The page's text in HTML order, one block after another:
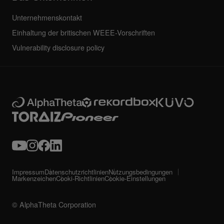
Unternehmenskontakt
Einhaltung der britischen WEEE-Vorschriften
Vulnerability disclosure policy
© AlphaTheta Corporation
ImpressumDatenschutzrichtlinienNutzungsbedingungen
MarkenzeichenCooki-RichtlinienCookie-Einstellungen